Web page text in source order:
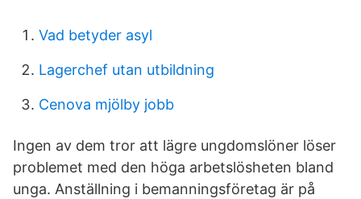
Vad betyder asyl
Lagerchef utan utbildning
Cenova mjölby jobb
Ingen av dem tror att lägre ungdomslöner löser
problemet med den höga arbetslösheten bland
unga. Anställning i bemanningsföretag är på